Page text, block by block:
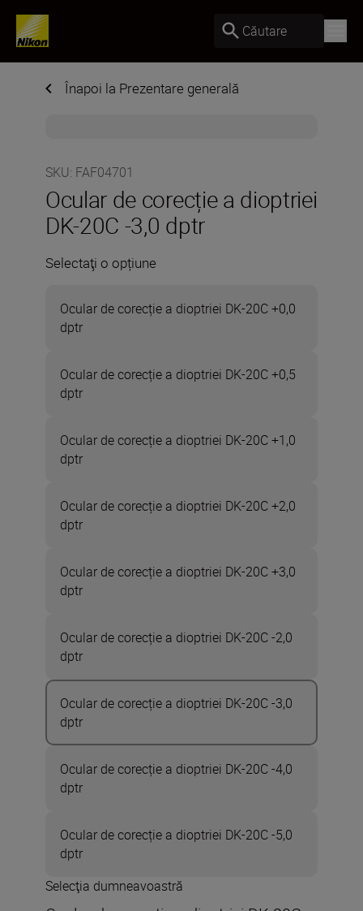
Căutare
Înapoi la Prezentare generală
SKU: FAF04701
Ocular de corecție a dioptriei
DK-20C -3,0 dptr
Selectaţi o opțiune
Ocular de corecție a dioptriei DK-20C +0,0
dptr
Ocular de corecție a dioptriei DK-20C +0,5
dptr
Ocular de corecție a dioptriei DK-20C +1,0
dptr
Ocular de corecție a dioptriei DK-20C +2,0
dptr
Ocular de corecție a dioptriei DK-20C +3,0
dptr
Ocular de corecție a dioptriei DK-20C -2,0
dptr
Ocular de corecție a dioptriei DK-20C -3,0
dptr
Ocular de corecție a dioptriei DK-20C -4,0
dptr
Ocular de corecție a dioptriei DK-20C -5,0
dptr
Selecţia dumneavoastră